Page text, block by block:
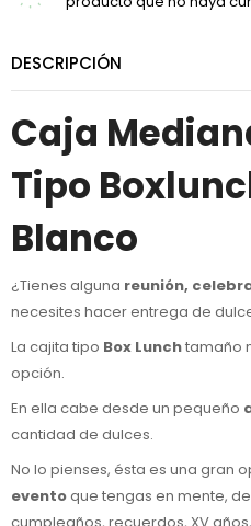
DESCRIPCIÓN
Caja
Tipo
Blanco
¿Tienes alguna reunión,
necesites hacer entrega de
La cajita tipo Box Lunchtamaño
opción.
En ella cabe desde un pequeño
cantidad de dulces.
No lo pienses, ésta es una gran
eventoque tengas en mente,